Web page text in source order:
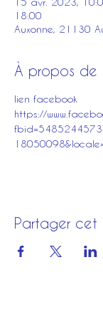
18:00
Auxonne, 21130
À propos de
lien facebook
https://
Partager cet